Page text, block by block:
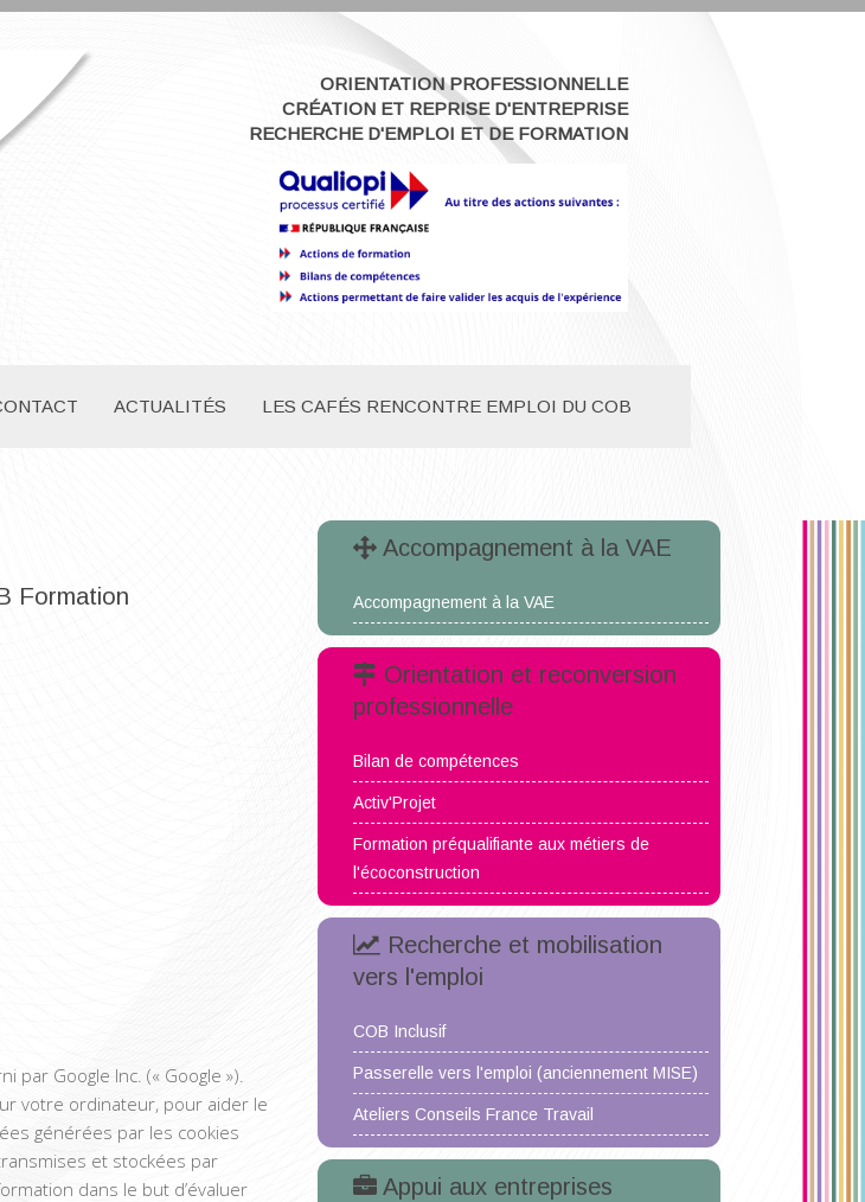
ORIENTATION PROFESSIONNELLE
CRÉATION ET REPRISE D'ENTREPRISE
RECHERCHE D'EMPLOI ET DE FORMATION
ACTUALITÉS LES CAFÉS RENCONTRE EMPLOI DU COB
Formation
par Google Inc. (« Google »).
votre ordinateur, pour aider le
générées par les cookies
et stockées par
dans le but d’évaluer
Accompagnement à la VAE
Accompagnement à la VAE
Orientation et reconversion
professionnelle
Bilan de compétences
Activ'Projet
Formation préqualifiante aux métiers de
l'écoconstruction
Recherche et mobilisation
vers l'emploi
COB Inclusif
Passerelle vers l'emploi (anciennement MISE)
Ateliers Conseils France Travail
Appui aux entreprises